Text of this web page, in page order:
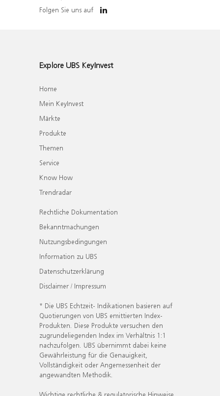
Folgen Sie uns auf
Explore UBS KeyInvest
Home
Mein KeyInvest
Märkte
Produkte
Themen
Service
Know How
Trendradar
Rechtliche Dokumentation
Bekanntmachungen
Nutzungsbedingungen
Information zu UBS
Datenschutzerklärung
Disclaimer / Impressum
* Die UBS Echtzeit- Indikationen basieren auf
Quotierungen von UBS emittierten Index-
Produkten. Diese Produkte versuchen den
zugrundeliegenden Index im Verhältnis 1:1
nachzufolgen. UBS übernimmt dabei keine
Gewährleistung für die Genauigkeit,
Vollständigkeit oder Angemessenheit der
angewandten Methodik.